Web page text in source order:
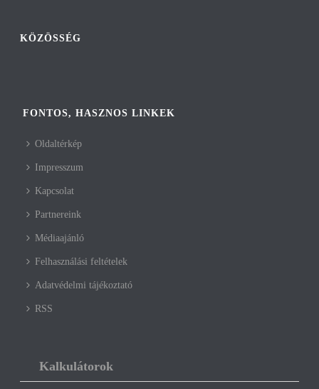
KÖZÖSSÉG
FONTOS, HASZNOS LINKEK
Oldaltérkép
Impresszum
Kapcsolat
Partnereink
Médiaajánló
Felhasználási feltételek
Adatvédelmi tájékoztató
RSS
Kalkulátorok